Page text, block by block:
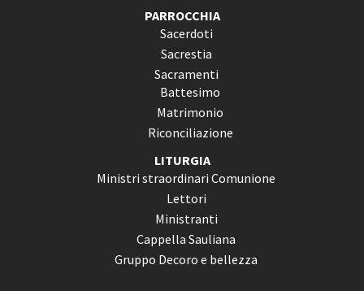
PARROCCHIA
Sacerdoti
Sacrestia
Sacramenti
Battesimo
Matrimonio
Riconciliazione
LITURGIA
Ministri straordinari Comunione
Lettori
Ministranti
Cappella Sauliana
Gruppo Decoro e bellezza